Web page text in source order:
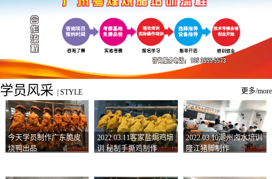
学员风采 STYLE 更多/more
今天学员制作广东脆皮
烧鸭出品
2022.03.11客家盐焗鸡培
训 秘制手撕鸡制作
2022.03.10潮州卤水培训
隆江猪脚制作